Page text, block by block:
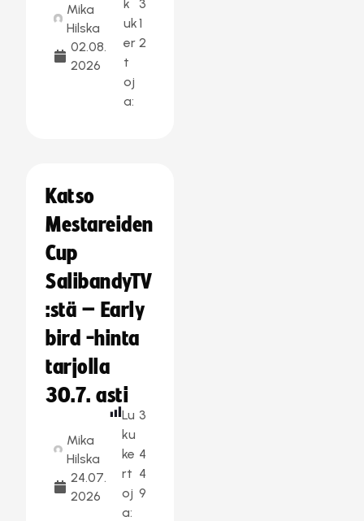
Mika
Hilska
02.08.
2026
k
uk
er
t
oj
a:
3
1
2
Katso
Mestareiden
Cup
SalibandyTV
:stä – Early
bird -hinta
tarjolla
30.7. asti
Mika
Hilska
24.07.
2026
Lu
ku
ke
rt
oj
a:
3
4
4
9